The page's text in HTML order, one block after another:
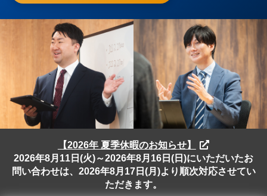
【2026年 夏季休暇のお知らせ】
2026年8月11日(火)～2026年8月16日(日)にいただいたお
問い合わせは、2026年8月17日(月)より順次対応させてい
ただきます。